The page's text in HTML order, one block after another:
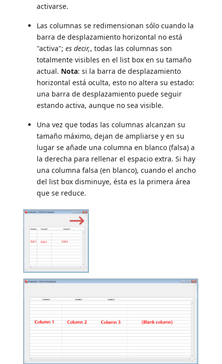
activarse.
Las columnas se redimensionan sólo cuando la
barra de desplazamiento horizontal no está
"activa";es decir,, todas las columnas son
totalmente visibles en el list box en su tamaño
actual. Nota: si la barra de desplazamiento
horizontal está oculta, esto no altera su estado:
una barra de desplazamiento puede seguir
estando activa, aunque no sea visible.
Una vez que todas las columnas alcanzan su
tamaño máximo, dejan de ampliarse y en su
lugar se añade una columna en blanco (falsa) a
la derecha para rellenar el espacio extra. Si hay
una columna falsa (en blanco), cuando el ancho
del list box disminuye, ésta es la primera área
que se reduce.